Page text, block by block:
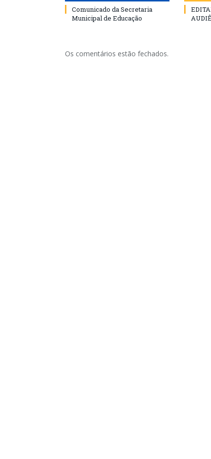
Comunicado da Secretaria
Municipal de Educação
Os comentários estão fechados.